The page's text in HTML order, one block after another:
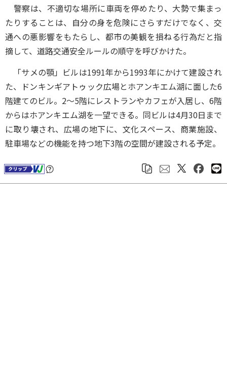
警察は、不適切な場所に車両を停めたり、大勢で集まっ
たりすることは、自分の身を危険にさらすだけでなく、交
通への悪影響をもたらし、都市の美観を損ねる行為だと指
摘して、道路交通安全ルールの順守を呼びかけた。
「サメの顎」ビルは1991年から1993年にかけて建設され
た、ドンキンギアトゥック広場とホアンキエム湖に面した6
階建てのビル。2～5階にレストランやカフェが入居し、6階
からはホアンキエム湖を一望できる。同ビルは4月30日まで
に取り壊され、広場の地下に、文化スペース、商業施設、
駐車場などの機能を持つ地下3階の空間が建設される予定。